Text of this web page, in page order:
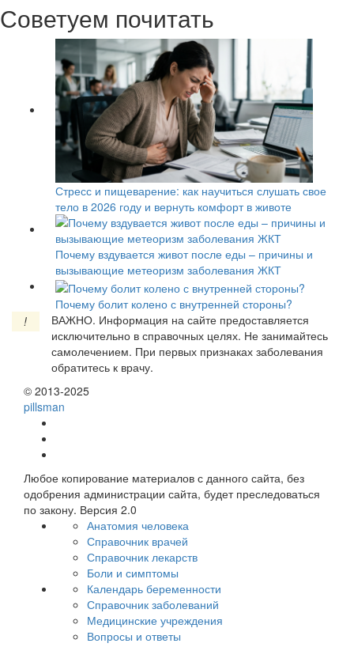
Советуем почитать
Стресс и пищеварение: как научиться слушать свое
тело в 2026 году и вернуть комфорт в животе
Почему вздувается живот после еды – причины и
вызывающие метеоризм заболевания ЖКТ
Почему болит колено с внутренней стороны?
!
ВАЖНО. Информация на сайте предоставляется
исключительно в справочных целях. Не занимайтесь
самолечением. При первых признаках заболевания
обратитесь к врачу.
© 2013-2025
pillsman
Любое копирование материалов с данного сайта, без
одобрения администрации сайта, будет преследоваться
по закону. Версия 2.0
Анатомия человека
Справочник врачей
Справочник лекарств
Боли и симптомы
Календарь беременности
Справочник заболеваний
Медицинские учреждения
Вопросы и ответы